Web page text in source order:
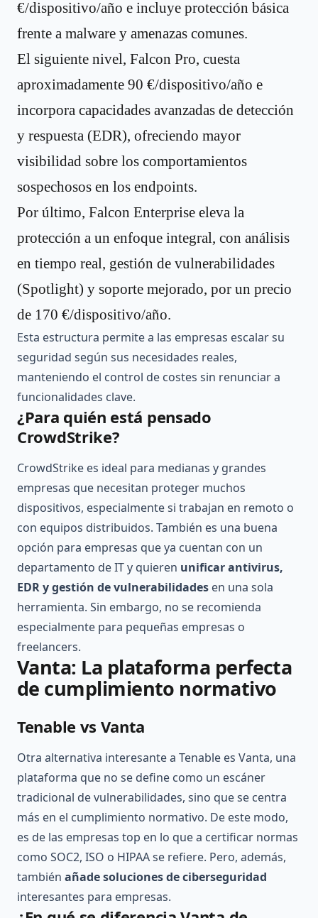
€/dispositivo/año e incluye protección básica
frente a malware y amenazas comunes.
El siguiente nivel, Falcon Pro, cuesta
aproximadamente 90 €/dispositivo/año e
incorpora capacidades avanzadas de detección
y respuesta (EDR), ofreciendo mayor
visibilidad sobre los comportamientos
sospechosos en los endpoints.
Por último, Falcon Enterprise eleva la
protección a un enfoque integral, con análisis
en tiempo real, gestión de vulnerabilidades
(Spotlight) y soporte mejorado, por un precio
de 170 €/dispositivo/año.
Esta estructura permite a las empresas escalar su
seguridad según sus necesidades reales,
manteniendo el control de costes sin renunciar a
funcionalidades clave.
¿Para quién está pensado
CrowdStrike?
CrowdStrike es ideal para medianas y grandes
empresas que necesitan proteger muchos
dispositivos, especialmente si trabajan en remoto o
con equipos distribuidos. También es una buena
opción para empresas que ya cuentan con un
departamento de IT y quieren unificar antivirus,
EDR y gestión de vulnerabilidades en una sola
herramienta. Sin embargo, no se recomienda
especialmente para pequeñas empresas o
freelancers.
Vanta: La plataforma perfecta
de cumplimiento normativo
Tenable vs Vanta
Otra alternativa interesante a Tenable es Vanta, una
plataforma que no se define como un escáner
tradicional de vulnerabilidades, sino que se centra
más en el cumplimiento normativo. De este modo,
es de las empresas top en lo que a certificar normas
como SOC2, ISO o HIPAA se refiere. Pero, además,
también añade soluciones de ciberseguridad
interesantes para empresas.